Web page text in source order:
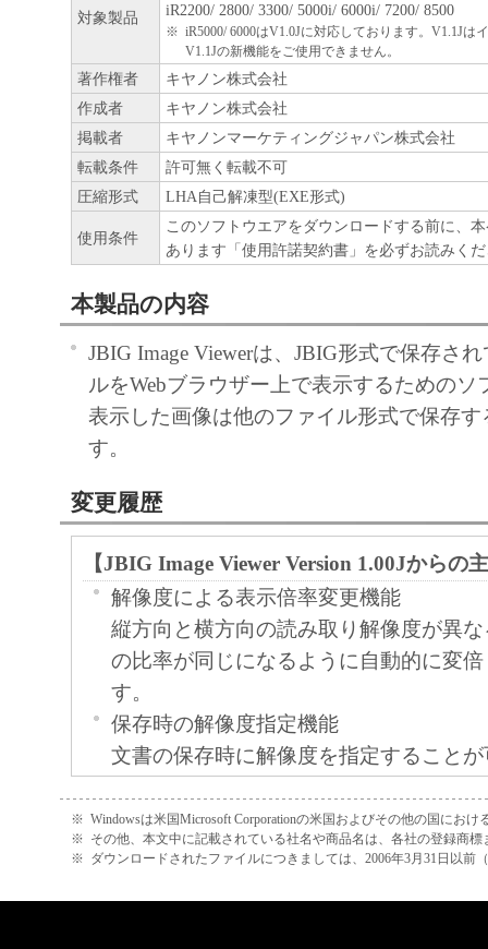
対象製品
iR2200/ 2800/ 3300/ 5000i/ 6000i/ 7200/ 8500
※ iR5000/ 6000はV1.0Jに対応しております。V1.1Jは
V1.1Jの新機能をご使用できません。
著作権者
キヤノン株式会社
作成者
キヤノン株式会社
掲載者
キヤノンマーケティングジャパン株式会社
転載条件
許可無く転載不可
圧縮形式
LHA自己解凍型(EXE形式)
使用条件
このソフトウエアをダウンロードする前に、
あります「使用許諾契約書」を必ずお読みく
本製品の内容
JBIG Image Viewerは、JBIG形式で保存さ
ルをWebブラウザー上で表示するためのソ
表示した画像は他のファイル形式で保存
す。
変更履歴
【JBIG Image Viewer Version 1.00Jからの
解像度による表示倍率変更機能
縦方向と横方向の読み取り解像度が異
の比率が同じになるように自動的に変
す。
保存時の解像度指定機能
文書の保存時に解像度を指定すること
きな解像度を指定して保存することは
※ Windowsは米国Microsoft Corporationの米国およびその他の国におけ
※ その他、本文中に記載されている社名や商品名は、各社の登録商標
※ ダウンロードされたファイルにつきましては、2006年3月31日以